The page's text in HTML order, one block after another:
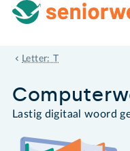
Letter: T
TFT-scherm
Lastig digitaal woord